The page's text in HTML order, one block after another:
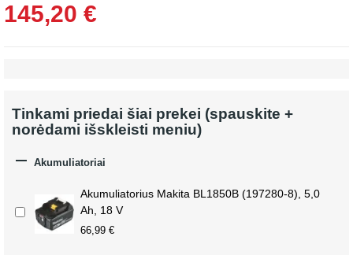
145,20 €
Tinkami priedai šiai prekei (spauskite +
norėdami išskleisti meniu)
 Akumuliatoriai
Akumuliatorius Makita BL1850B (197280-8), 5,0
Ah, 18 V
66,99 €